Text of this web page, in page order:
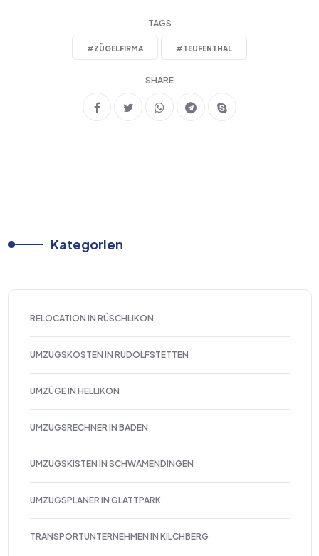
TAGS
#ZÜGELFIRMA #TEUFENTHAL
SHARE
Kategorien
RELOCATION IN RÜSCHLIKON
UMZUGSKOSTEN IN RUDOLFSTETTEN
UMZÜGE IN HELLIKON
UMZUGSRECHNER IN BADEN
UMZUGSKISTEN IN SCHWAMENDINGEN
UMZUGSPLANER IN GLATTPARK
TRANSPORTUNTERNEHMEN IN KILCHBERG